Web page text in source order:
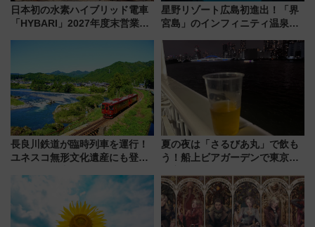
日本初の水素ハイブリッド電車
「HYBARI」2027年度末営業運
星野リゾート広島初進出！「界
宮島」のインフィニティ温泉と
宿泊料金・アクセスは？（2026
年7月23日開業）
長良川鉄道が臨時列車を運行！
ユネスコ無形文化遺産にも登録
に 乗車には予約が必要
夏の夜は「さるびあ丸」で飲も
う！船上ビアガーデンで東京湾
杯……工場直送生ビールや島グ
ルメが美味い